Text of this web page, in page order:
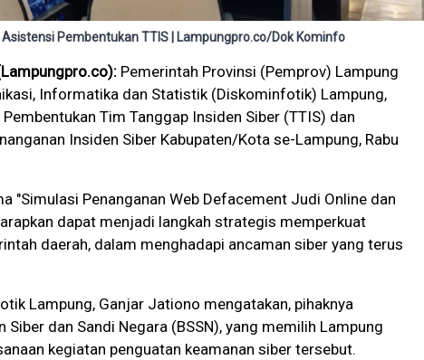
Pembentukan TTIS | Lampungpro.co/Dok Kominfo
Pemerintah Provinsi (Pemprov) Lampung
Informatika dan Statistik (Diskominfotik) Lampung,
Tim Tanggap Insiden Siber (TTIS) dan
Insiden Siber Kabupaten/Kota se-Lampung, Rabu
"Simulasi Penanganan Web Defacement Judi Online dan
dapat menjadi langkah strategis memperkuat
daerah, dalam menghadapi ancaman siber yang terus
Lampung, Ganjar Jationo mengatakan, pihaknya
Siber dan Sandi Negara (BSSN), yang memilih Lampung
kegiatan penguatan keamanan siber tersebut.